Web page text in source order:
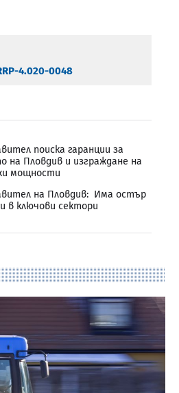
4.020-0048
поиска гаранции за
на Пловдив и изграждане на
мощности
на Пловдив: Има остър
в ключови сектори